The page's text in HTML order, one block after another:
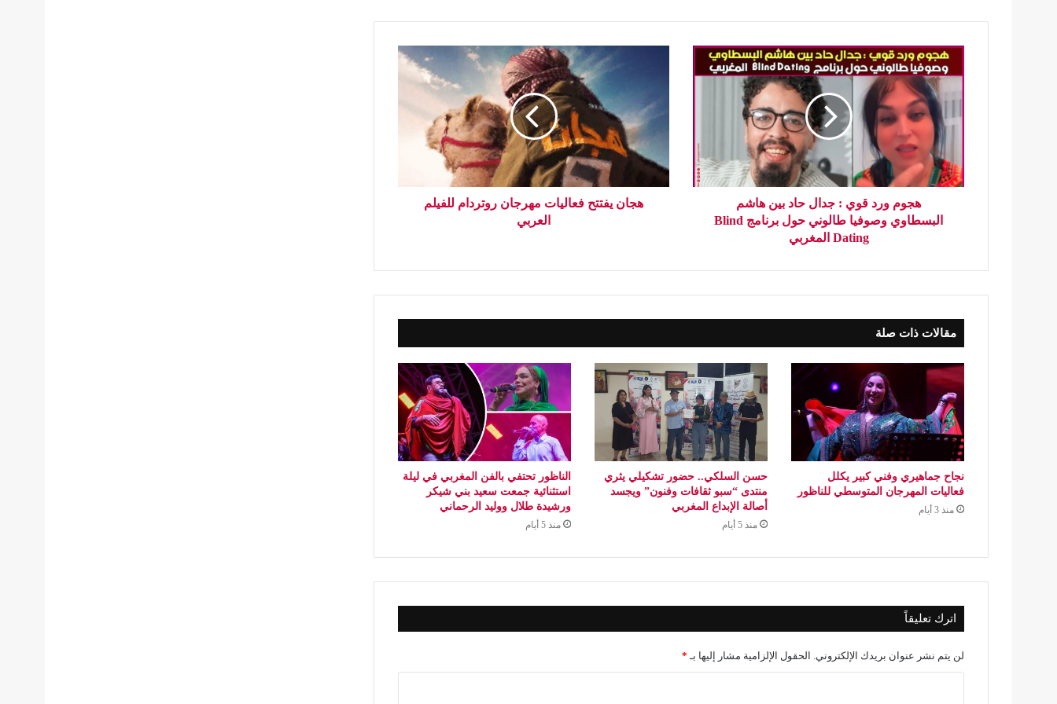
هجوم ورد قوي : جدال حاد بين هاشم
البسطاوي وصوفيا طالوني حول برنامج Blind
Dating المغربي
هجان يفتتح فعاليات مهرجان روتردام للفيلم
العربي
مقالات ذات صلة
نجاح جماهيري وفني كبير يكلل
فعاليات المهرجان المتوسطي للناظور
منذ 3 أيام
حسن السلكي.. حضور تشكيلي يثري
منتدى “سبو ثقافات وفنون” ويجسد
أصالة الإبداع المغربي
منذ 5 أيام
الناظور تحتفي بالفن المغربي في ليلة
استثنائية جمعت سعيد بني شيكر
ورشيدة طلال ووليد الرحماني
منذ 5 أيام
اترك تعليقاً
لن يتم نشر عنوان بريدك الإلكتروني. الحقول الإلزامية مشار إليها بـ *